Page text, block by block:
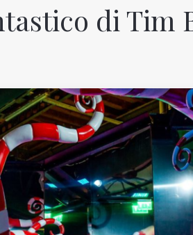
di Tim